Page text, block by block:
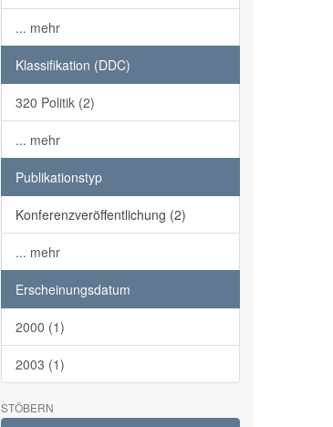
... mehr
Klassifikation (DDC)
320 Politik (2)
... mehr
Publikationstyp
Konferenzveröffentlichung (2)
... mehr
Erscheinungsdatum
2000 (1)
2003 (1)
STÖBERN